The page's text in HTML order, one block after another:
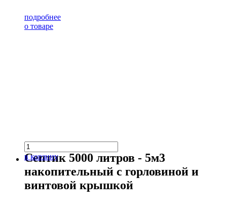
подробнее
о товаре
в корзину
Септик 5000 литров - 5м3
накопительный с горловиной и
винтовой крышкой